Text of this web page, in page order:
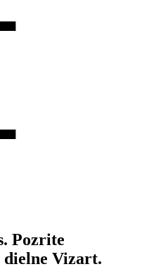
Pozrite
dielne Vizart.